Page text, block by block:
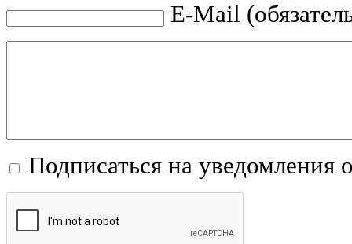
E-Mail
Подписаться на уведомления